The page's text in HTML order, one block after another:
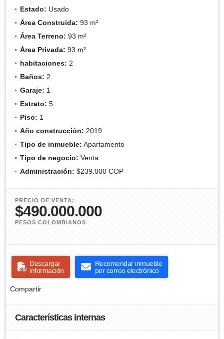
Estado: Usado
Área Construida: 93 m²
Área Terreno: 93 m²
Área Privada: 93 m²
habitaciones: 2
Baños: 2
Garaje: 1
Estrato: 5
Piso: 1
Año construcción: 2019
Tipo de inmueble: Apartamento
Tipo de negocio: Venta
Administración: $239.000 COP
PRECIO DE VENTA:
$490.000.000
PESOS COLOMBIANOS
Descargar
información
Recomendar inmueble
por correo electrónico
Compartir
Características internas